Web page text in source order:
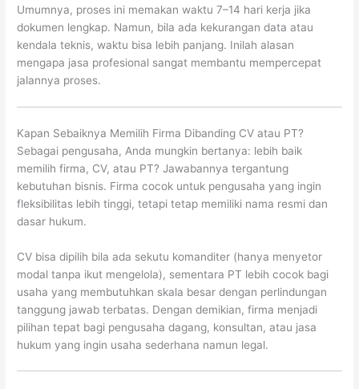
Umumnya, proses ini memakan waktu 7–14 hari kerja jika
dokumen lengkap. Namun, bila ada kekurangan data atau
kendala teknis, waktu bisa lebih panjang. Inilah alasan
mengapa jasa profesional sangat membantu mempercepat
jalannya proses.
Kapan Sebaiknya Memilih Firma Dibanding CV atau PT?
Sebagai pengusaha, Anda mungkin bertanya: lebih baik
memilih firma, CV, atau PT? Jawabannya tergantung
kebutuhan bisnis. Firma cocok untuk pengusaha yang ingin
fleksibilitas lebih tinggi, tetapi tetap memiliki nama resmi dan
dasar hukum.
CV bisa dipilih bila ada sekutu komanditer (hanya menyetor
modal tanpa ikut mengelola), sementara PT lebih cocok bagi
usaha yang membutuhkan skala besar dengan perlindungan
tanggung jawab terbatas. Dengan demikian, firma menjadi
pilihan tepat bagi pengusaha dagang, konsultan, atau jasa
hukum yang ingin usaha sederhana namun legal.